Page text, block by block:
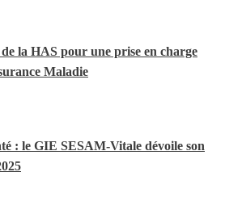
la HAS pour une prise en charge
Maladie
: le GIE SESAM-Vitale dévoile son